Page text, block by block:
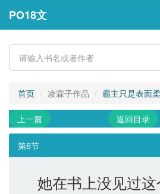
PO18文
首页 凌霖子作品 霸主只是表面
上一篇 返回目录
第6节
她在书上没见过这